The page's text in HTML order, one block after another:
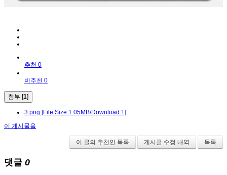
추천 0
비추천 0
첨부 [1]
3.png [File Size:1.05MB/Download:1]
이 게시물을
이 글의 추천인 목록 게시글 수정 내역 목록
댓글 0